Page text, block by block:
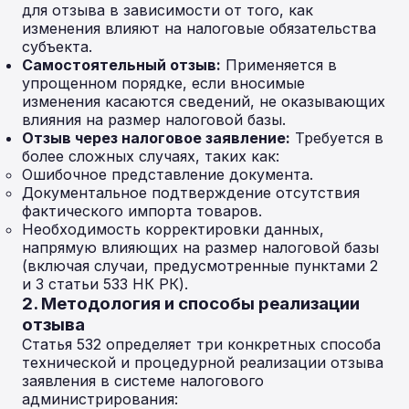
для отзыва в зависимости от того, как
изменения влияют на налоговые обязательства
субъекта.
Самостоятельный отзыв: Применяется в
упрощенном порядке, если вносимые
изменения касаются сведений, не оказывающих
влияния на размер налоговой базы.
Отзыв через налоговое заявление: Требуется в
более сложных случаях, таких как:
Ошибочное представление документа.
Документальное подтверждение отсутствия
фактического импорта товаров.
Необходимость корректировки данных,
напрямую влияющих на размер налоговой базы
(включая случаи, предусмотренные пунктами 2
и 3 статьи 533 НК РК).
2. Методология и способы реализации
отзыва
Статья 532 определяет три конкретных способа
технической и процедурной реализации отзыва
заявления в системе налогового
администрирования: